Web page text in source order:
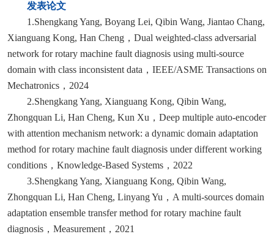
发表论文
1.Shengkang Yang, Boyang Lei, Qibin Wang, Jiantao Chang,
Xianguang Kong, Han Cheng，Dual weighted-class adversarial
network for rotary machine fault diagnosis using multi-source
domain with class inconsistent data，IEEE/ASME Transactions on
Mechatronics，2024
2.Shengkang Yang, Xianguang Kong, Qibin Wang,
Zhongquan Li, Han Cheng, Kun Xu，Deep multiple auto-encoder
with attention mechanism network: a dynamic domain adaptation
method for rotary machine fault diagnosis under different working
conditions，Knowledge-Based Systems，2022
3.Shengkang Yang, Xianguang Kong, Qibin Wang,
Zhongquan Li, Han Cheng, Linyang Yu，A multi-sources domain
adaptation ensemble transfer method for rotary machine fault
diagnosis，Measurement，2021